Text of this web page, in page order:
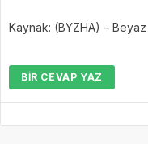
Kaynak: (BYZHA) – Beyaz
BIR CEVAP YAZ